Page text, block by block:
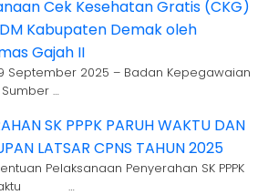
Cek Kesehatan Gratis (CKG)
Kabupaten Demak oleh
Gajah II
September 2025 – Badan Kepegawaian
…
SK PPPK PARUH WAKTU DAN
LATSAR CPNS TAHUN 2025
Pelaksanaan Penyerahan SK PPPK
Waktu …